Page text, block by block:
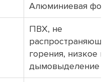
Алюминиевая
ПВХ, не
распространяющий
горения, низкое
дымовыделение